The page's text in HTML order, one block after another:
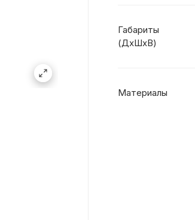
Габариты
(ДхШхВ)
Материалы